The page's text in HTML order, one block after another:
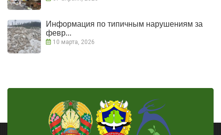
Информация по типичным нарушениям за
февр...
10 марта, 2026